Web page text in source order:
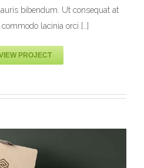
bibendum. Ut consequat at
lacinia orci […]
PROJECT